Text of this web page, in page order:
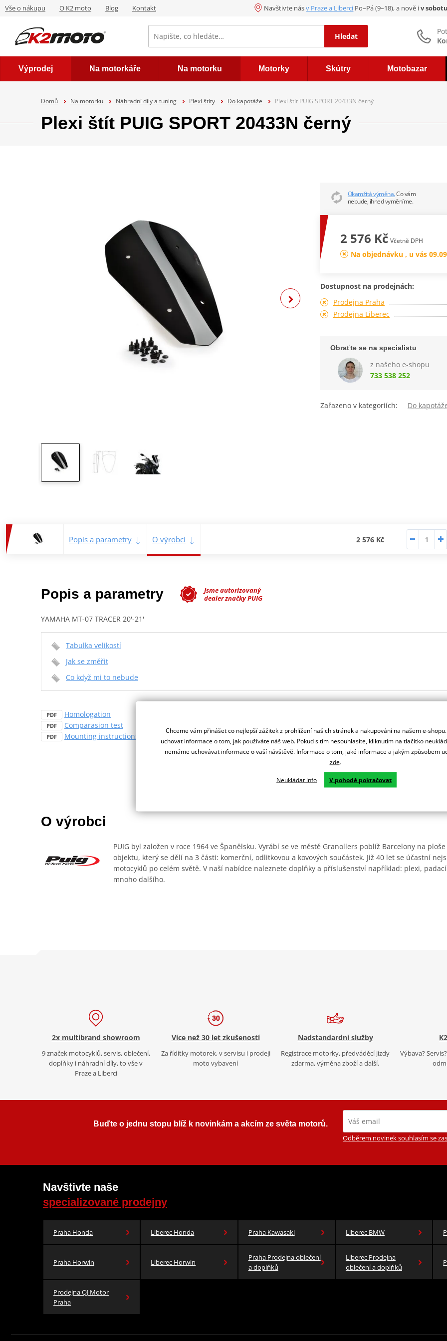
Vše o nákupu O K2 moto Blog Kontakt Navštivte násv Praze a Liberci Po–Pá (9–18), a nově iv sobotu
Hledat
Výprodej Na motorkáře Na motorku Motorky Skútry Motobazar
Domů Na motorku Náhradní díly a tuning Plexi štíty Do kapotáže Plexi štít PUIG SPORT 20433N černý
Plexi štít PUIG SPORT 20433N černý
Okamžitá výměna.Co vám
nebude, ihned vyměníme.
2 576 Kč Včetně DPH
Na objednávku , u vás
Dostupnost na prodejnách:
Prodejna Praha
Prodejna Liberec
Obraťte se na specialistu
z našeho e-shopu
733 538 252
Zařazeno v kategoriích: Do
Popis a parametry O výrobci 2 576 Kč
Popis a parametry
Jsme autorizovaný
dealer značky PUIG
YAMAHA MT-07 TRACER 20'-21'
Tabulka velikostí
Jak se změřit
Co když mi to nebude
PDF Homologation
PDF Comparasion test
PDF Mounting instructions
O výrobci
PUIG byl založen v roce 1964 ve Španělsku. Vyrábí se ve městě Granollers poblíž Barcelony na ploše
objektu, který se dělí na 3 části: komerční, odlitkovou a kovových součástek. Již 40 let se účastní
motocyklů po celém světě. V naší nabídce naleznete doplňky a příslušenství například: plexi,
mnoho dalšího.
2x multibrand showroom
9 značek motocyklů, servis, oblečení,
doplňky i náhradní díly, to vše v
Praze a Liberci
Více než 30 let zkušeností
Za řídítky motorek, v servisu i prodeji
moto vybavení
Nadstandardní služby
Registrace motorky, předváděcí jízdy
zdarma, výměna zboží a další.
Výbava?
Buďte o jednu stopu blíž k novinkám a akcím ze světa motorů.
Odběrem novinek souhlasím se
Navštivte naše
specializované prodejny
Praha Honda Liberec Honda Praha Kawasaki Liberec BMW
Praha Horwin Liberec Horwin
Praha Prodejna oblečení
a doplňků
Liberec Prodejna
oblečení a doplňků
Prodejna QJ Motor
Praha
Chceme vám přinášet co nejlepší zážitek z prohlížení našich stránek a nakupování na našem e-
uchovat informace o tom, jak používáte náš web. Pokud s tím nesouhlasíte, kliknutím na tlačítko
nemáme uchovávat informace o vaší návštěvě. Informace o tom, jaké informace a jakým způsobem
zde.
Neukládat info V pohodě pokračovat